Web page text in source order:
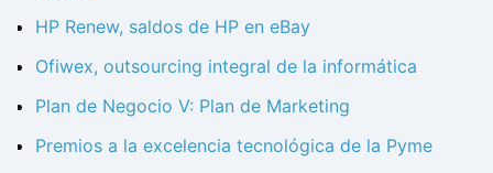
HP Renew, saldos de HP en eBay
Ofiwex, outsourcing integral de la informática
Plan de Negocio V: Plan de Marketing
Premios a la excelencia tecnológica de la Pyme